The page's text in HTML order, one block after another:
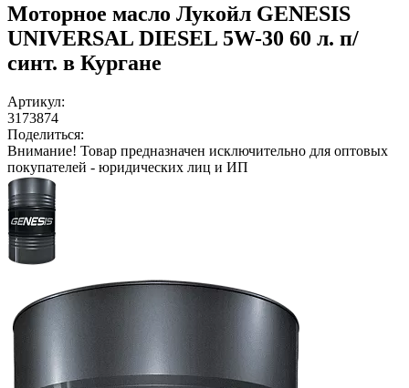
Моторное масло Лукойл GENESIS
UNIVERSAL DIESEL 5W-30 60 л. п/
синт. в Кургане
Артикул:
3173874
Поделиться:
Внимание! Товар предназначен исключительно для оптовых
покупателей - юридических лиц и ИП